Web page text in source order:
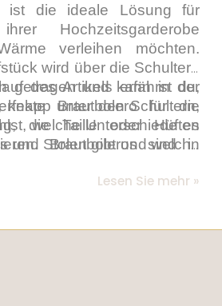
ist die ideale Lösung für
Hochzeitsgarderobe
verleihen möchten.
wird über die Schultern
getragen und kann in der
knapp unter den Schultern,
die Taille oder Hüften
Brautboleros sind in
jede Braut und auch ihre
des Artikels erfährst du,
Brautbolero für die
welche Unterschiede es
und Stolen gibt und welche
Lesen Sie mehr »